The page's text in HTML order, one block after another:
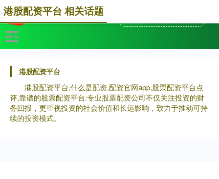
港股配资平台
港股配资平台,什么是配资,配资官网app,股票配资平台点
评,靠谱的股票配资平台:专业股票配资公司不仅关注投资的财
务回报，更重视投资的社会价值和长远影响，致力于推动可持
续的投资模式。
港股配资平台 相关话题